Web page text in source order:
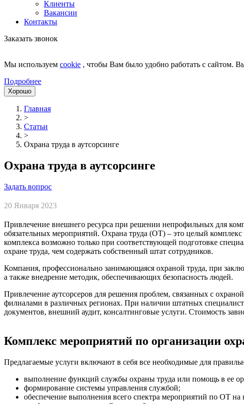
Клиенты
Вакансии
Контакты
Заказать звонок
Мы используем cookie , чтобы Вам было удобно работать с сайтом.
Подробнее
Хорошо
Главная
>
Статьи
>
Охрана труда в аутсорсинге
Охрана труда в аутсорсинге
Задать вопрос
20 Января 2023
Привлечение внешнего ресурса при решении непрофильных для
обязательных мероприятий. Охрана труда (ОТ) – это целый
комплекса возможно только при соответствующей подготовке
охране труда, чем содержать собственный штат сотрудников.
Компания, профессионально занимающаяся охраной труда, при
а также внедрение методик, обеспечивающих безопасность людей.
Привлечение аутсорсеров для решения проблем, связанных с
филиалами в различных регионах. При наличии штатных
документов, внешний аудит, консалтинговые услуги. Стоимость
Комплекс мероприятий по организации
Предлагаемые услуги включают в себя все необходимые для
выполнение функций службы охраны труда или помощь в ее
формирование системы управления службой;
обеспечение выполнения всего спектра мероприятий по ОТ на